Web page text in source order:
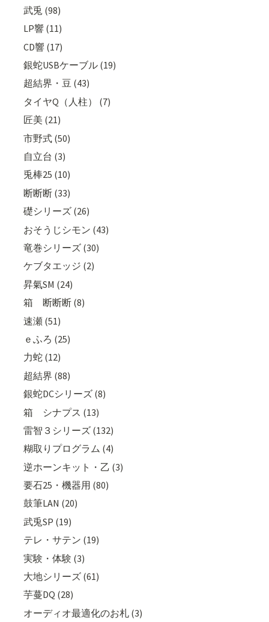
武兎 (98)
LP響 (11)
CD響 (17)
銀蛇USBケーブル (19)
超結界・豆 (43)
タイヤQ（人柱） (7)
匠美 (21)
市野式 (50)
自立台 (3)
兎棒25 (10)
断断断 (33)
礎シリーズ (26)
おそうじシモン (43)
竜巻シリーズ (30)
ケブタエッジ (2)
昇氣SM (24)
箱 断断断 (8)
速瀬 (51)
ｅふろ (25)
力蛇 (12)
超結界 (88)
銀蛇DCシリーズ (8)
箱 シナプス (13)
雷智３シリーズ (132)
糊取りプログラム (4)
逆ホーンキット・乙 (3)
要石25・機器用 (80)
鼓筆LAN (20)
武兎SP (19)
テレ・サテン (19)
実験・体験 (3)
大地シリーズ (61)
芋蔓DQ (28)
オーディオ最適化のお札 (3)